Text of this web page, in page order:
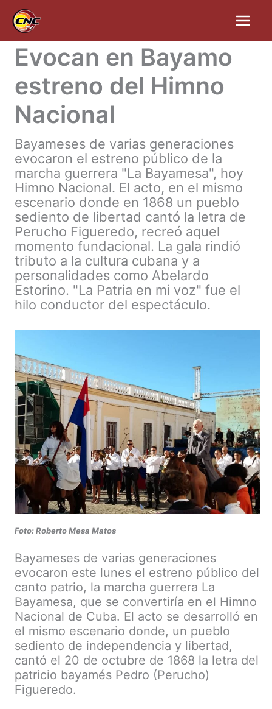
contenido
Evocan en Bayamo
estreno del Himno
Nacional
Bayameses de varias generaciones
evocaron el estreno público de la
marcha guerrera "La Bayamesa", hoy
Himno Nacional. El acto, en el mismo
escenario donde en 1868 un pueblo
sediento de libertad cantó la letra de
Perucho Figueredo, recreó aquel
momento fundacional. La gala rindió
tributo a la cultura cubana y a
personalidades como Abelardo
Estorino. "La Patria en mi voz" fue el
hilo conductor del espectáculo.
Foto: Roberto Mesa Matos
Bayameses de varias generaciones
evocaron este lunes el estreno público del
canto patrio, la marcha guerrera La
Bayamesa, que se convertiría en el Himno
Nacional de Cuba. El acto se desarrolló en
el mismo escenario donde, un pueblo
sediento de independencia y libertad,
cantó el 20 de octubre de 1868 la letra del
patricio bayamés Pedro (Perucho)
Figueredo.